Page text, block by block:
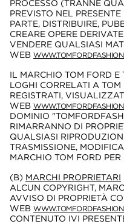
PROCESSO (TRANNE
PREVISTO NEL
PARTE, DISTRIBUIRE,
CREARE OPERE
VENDERE QUALSIASI
WEB
IL MARCHIO TOM FORD
LOGHI CORRELATI A
REGISTRATI,
WEB
DOMINIO
RIMARRANNO DI
QUALSIASI
TRASMISSIONE,
MARCHIO TOM FORD
(B) MARCHI PROPRIETARI
ALCUN COPYRIGHT,
AVVISO DI PROPRIETÀ
WEB
CONTENUTO IVI